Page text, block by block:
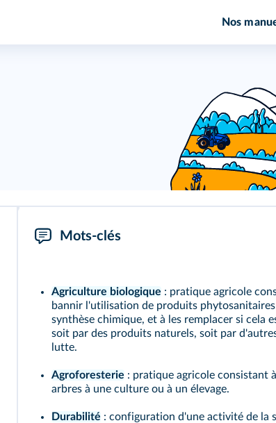
Nos
Mots-clés
Agriculture biologique : pratique agricole
bannir l'utilisation de produits phytosanitaires
synthèse chimique, et à les remplacer si cela
soit par des produits naturels, soit par
lutte.
Agroforesterie : pratique agricole consistant
arbres à une culture ou à un élevage.
Durabilité : configuration d'une activité de la